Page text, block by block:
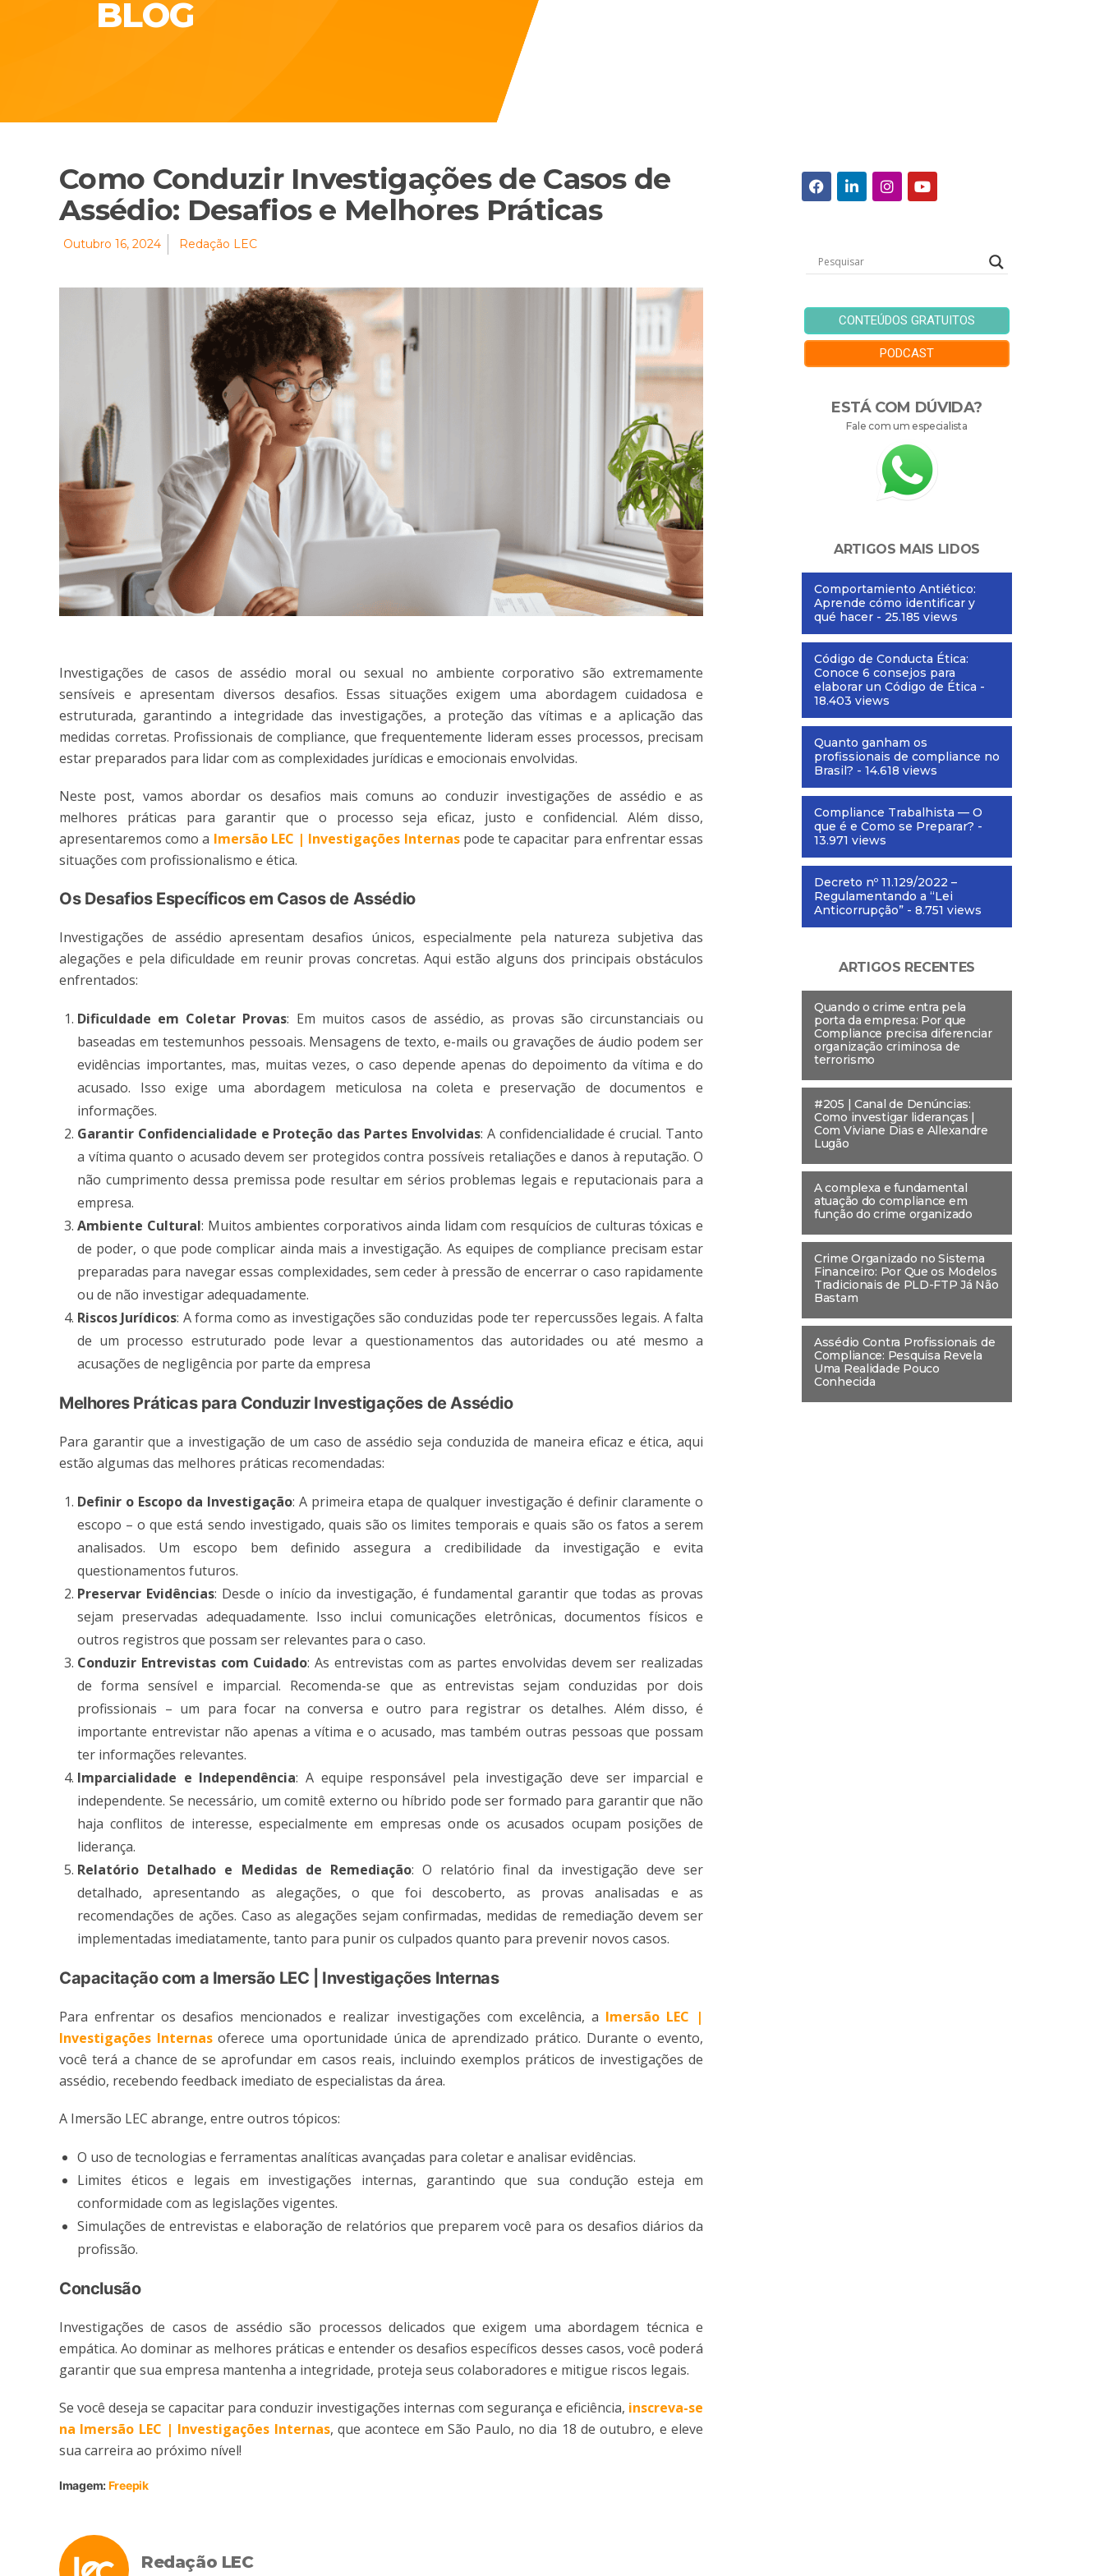
BLOG
Como Conduzir Investigações de Casos de
Assédio: Desafios e Melhores Práticas
Outubro 16, 2024 Redação LEC
Investigações de casos de assédio moral ou sexual no ambiente corporativo são extremamente
sensíveis e apresentam diversos desafios. Essas situações exigem uma abordagem cuidadosa e
estruturada, garantindo a integridade das investigações, a proteção das vítimas e a aplicação das
medidas corretas. Profissionais de compliance, que frequentemente lideram esses processos, precisam
estar preparados para lidar com as complexidades jurídicas e emocionais envolvidas.
Neste post, vamos abordar os desafios mais comuns ao conduzir investigações de assédio e as
melhores práticas para garantir que o processo seja eficaz, justo e confidencial. Além disso,
apresentaremos como a Imersão LEC | Investigações Internaspode te capacitar para enfrentar essas
situações com profissionalismo e ética.
Os Desafios Específicos em Casos de Assédio
Investigações de assédio apresentam desafios únicos, especialmente pela natureza subjetiva das
alegações e pela dificuldade em reunir provas concretas. Aqui estão alguns dos principais obstáculos
enfrentados:
Dificuldade em Coletar Provas: Em muitos casos de assédio, as provas são circunstanciais ou
baseadas em testemunhos pessoais. Mensagens de texto, e-mails ou gravações de áudio podem ser
evidências importantes, mas, muitas vezes, o caso depende apenas do depoimento da vítima e do
acusado. Isso exige uma abordagem meticulosa na coleta e preservação de documentos e
informações​.
Garantir Confidencialidade e Proteção das Partes Envolvidas: A confidencialidade é crucial. Tanto
a vítima quanto o acusado devem ser protegidos contra possíveis retaliações e danos à reputação. O
não cumprimento dessa premissa pode resultar em sérios problemas legais e reputacionais para a
empresa​.
Ambiente Cultural: Muitos ambientes corporativos ainda lidam com resquícios de culturas tóxicas e
de poder, o que pode complicar ainda mais a investigação. As equipes de compliance precisam estar
preparadas para navegar essas complexidades, sem ceder à pressão de encerrar o caso rapidamente
ou de não investigar adequadamente​.
Riscos Jurídicos: A forma como as investigações são conduzidas pode ter repercussões legais. A falta
de um processo estruturado pode levar a questionamentos das autoridades ou até mesmo a
acusações de negligência por parte da empresa​
Melhores Práticas para Conduzir Investigações de Assédio
Para garantir que a investigação de um caso de assédio seja conduzida de maneira eficaz e ética, aqui
estão algumas das melhores práticas recomendadas:
Definir o Escopo da Investigação: A primeira etapa de qualquer investigação é definir claramente o
escopo – o que está sendo investigado, quais são os limites temporais e quais são os fatos a serem
analisados. Um escopo bem definido assegura a credibilidade da investigação e evita
questionamentos futuros​.
Preservar Evidências: Desde o início da investigação, é fundamental garantir que todas as provas
sejam preservadas adequadamente. Isso inclui comunicações eletrônicas, documentos físicos e
outros registros que possam ser relevantes para o caso​.
Conduzir Entrevistas com Cuidado: As entrevistas com as partes envolvidas devem ser realizadas
de forma sensível e imparcial. Recomenda-se que as entrevistas sejam conduzidas por dois
profissionais – um para focar na conversa e outro para registrar os detalhes. Além disso, é
importante entrevistar não apenas a vítima e o acusado, mas também outras pessoas que possam
ter informações relevantes​.
Imparcialidade e Independência: A equipe responsável pela investigação deve ser imparcial e
independente. Se necessário, um comitê externo ou híbrido pode ser formado para garantir que não
haja conflitos de interesse, especialmente em empresas onde os acusados ocupam posições de
liderança​.
Relatório Detalhado e Medidas de Remediação: O relatório final da investigação deve ser
detalhado, apresentando as alegações, o que foi descoberto, as provas analisadas e as
recomendações de ações. Caso as alegações sejam confirmadas, medidas de remediação devem ser
implementadas imediatamente, tanto para punir os culpados quanto para prevenir novos casos​.
Capacitação com a Imersão LEC | Investigações Internas
Para enfrentar os desafios mencionados e realizar investigações com excelência, a Imersão LEC |
Investigações Internasoferece uma oportunidade única de aprendizado prático. Durante o evento,
você terá a chance de se aprofundar em casos reais, incluindo exemplos práticos de investigações de
assédio, recebendo feedback imediato de especialistas da área​.
A Imersão LEC abrange, entre outros tópicos:
O uso de tecnologias e ferramentas analíticas avançadas para coletar e analisar evidências.
Limites éticos e legais em investigações internas, garantindo que sua condução esteja em
conformidade com as legislações vigentes.
Simulações de entrevistas e elaboração de relatórios que preparem você para os desafios diários da
profissão​.
Conclusão
Investigações de casos de assédio são processos delicados que exigem uma abordagem técnica e
empática. Ao dominar as melhores práticas e entender os desafios específicos desses casos, você poderá
garantir que sua empresa mantenha a integridade, proteja seus colaboradores e mitigue riscos legais.
Se você deseja se capacitar para conduzir investigações internas com segurança e eficiência, inscreva-se
na Imersão LEC | Investigações Internas, que acontece em São Paulo, no dia 18 de outubro, e eleve
sua carreira ao próximo nível!
Imagem:Freepik
Redação LEC
CONTEÚDOS GRATUITOS
PODCAST
ESTÁ COM DÚVIDA?
Fale com um especialista
ARTIGOS MAIS LIDOS
Comportamiento Antiético:
Aprende cómo identificar y
qué hacer - 25.185 views
Código de Conducta Ética:
Conoce 6 consejos para
elaborar un Código de Ética -
18.403 views
Quanto ganham os
profissionais de compliance no
Brasil? - 14.618 views
Compliance Trabalhista — O
que é e Como se Preparar? -
13.971 views
Decreto nº 11.129/2022 –
Regulamentando a “Lei
Anticorrupção” - 8.751 views
ARTIGOS RECENTES
Quando o crime entra pela
porta da empresa: Por que
Compliance precisa diferenciar
organização criminosa de
terrorismo
#205 | Canal de Denúncias:
Como investigar lideranças |
Com Viviane Dias e Allexandre
Lugão
A complexa e fundamental
atuação do compliance em
função do crime organizado
Crime Organizado no Sistema
Financeiro: Por Que os Modelos
Tradicionais de PLD-FTP Já Não
Bastam
Assédio Contra Profissionais de
Compliance: Pesquisa Revela
Uma Realidade Pouco
Conhecida